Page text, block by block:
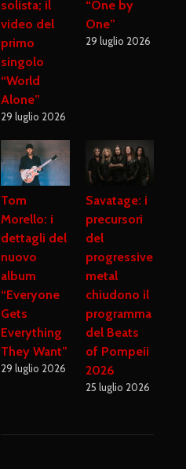
solista; il
video del
primo
singolo
“World
Alone”
29 luglio 2026
“One by
One”
29 luglio 2026
Tom
Morello: i
dettagli del
nuovo
album
“Everyone
Gets
Everything
They Want”
29 luglio 2026
Savatage: i
precursori
del
progressive
metal
chiudono il
programma
del Beats
of Pompeii
2026
25 luglio 2026